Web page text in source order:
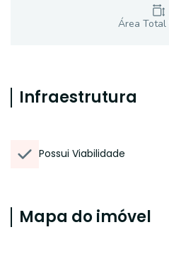
Área Total
Infraestrutura
Possui Viabilidade
Mapa do imóvel